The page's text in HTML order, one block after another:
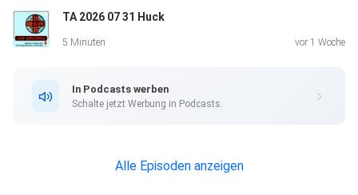
TA 2026 07 31 Huck
5 Minuten vor 1 Woche
In Podcasts werben
Schalte jetzt Werbung in Podcasts.
Alle Episoden anzeigen